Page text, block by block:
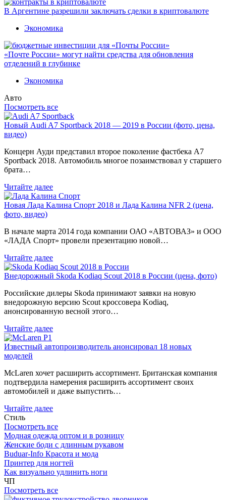
В Аргентине разрешили заключать сделки в криптовалюте
Экономика
«Почте России» могут найти средства для обновления
отделений в глубинке
Экономика
Авто
Посмотреть все
Новый Audi A7 Sportback 2018 — 2019 в России (фото, цена,
видео)
Концерн Ауди представил второе поколение фастбека A7
Sportback 2018. Автомобиль многое позаимствовал у старшего
брата…
Читайте далее
Новая Лада Калина Спорт 2018 и Лада Калина NFR 2 (цена,
фото, видео)
В начале марта 2014 года компании ОАО «АВТОВАЗ» и ООО
«ЛАДА Спорт» провели презентацию новой…
Читайте далее
Внедорожный Skoda Kodiaq Scout 2018 в России (цена, фото)
Российские дилеры Skoda принимают заявки на новую
внедорожную версию Scout кроссовера Kodiaq,
анонсированную весной этого…
Читайте далее
Известный автопроизводитель анонсировал 18 новых
моделей
McLaren хочет расширить ассортимент. Британская компания
подтвердила намерения расширить ассортимент своих
автомобилей и даже выпустить…
Читайте далее
Стиль
Посмотреть все
Модная одежда оптом и в розницу
Женские боди с длинным рукавом
Buduar-Info Красота и мода
Принтер для ногтей
Как визуально удлинить ноги
ЧП
Посмотреть все